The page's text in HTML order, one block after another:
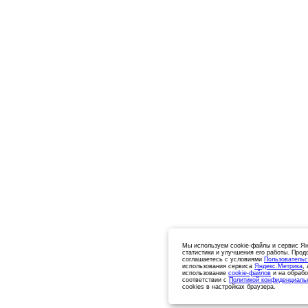
Мы используем cookie-файлы и сервис
статистики и улучшения его работы.
соглашаетесь с условиями
использования сервиса Яндекс.Метрика,
использование cookie-файлов и на
соответствии с Политикой
cookies в настройках браузера.